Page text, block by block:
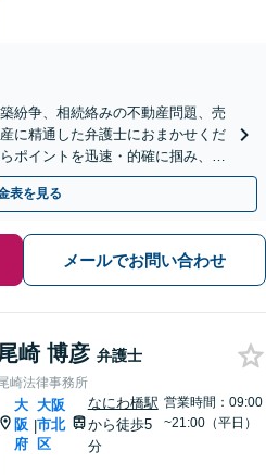
紛争、相続絡みの不動産問題、売
に精通した弁護士におまかせくだ
ポイントを迅速・的確に掴み、行
駅・堺筋本町駅近く】
表を見る
メールでお問い合わせ
尾崎 博彦 弁護士
崎法律事務所
大
阪
府
|
大阪
市北
区
なにわ橋駅
から徒歩5
分
営業時間：09:00
~21:00（平日）